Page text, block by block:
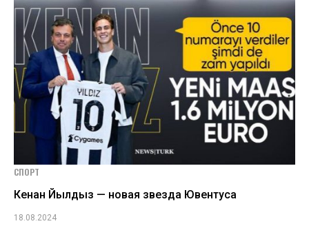
СПОРТ
Кенан Йылдыз — новая звезда Ювентуса
18.08.2024